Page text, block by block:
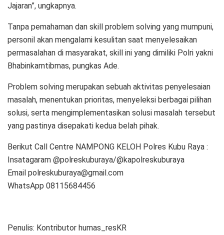
Jajaran”, ungkapnya.
Tanpa pemahaman dan skill problem solving yang mumpuni,
personil akan mengalami kesulitan saat menyelesaikan
permasalahan di masyarakat, skill ini yang dimiliki Polri yakni
Bhabinkamtibmas, pungkas Ade.
Problem solving merupakan sebuah aktivitas penyelesaian
masalah, menentukan prioritas, menyeleksi berbagai pilihan
solusi, serta mengimplementasikan solusi masalah tersebut
yang pastinya disepakati kedua belah pihak.
Berikut Call Centre NAMPONG KELOH Polres Kubu Raya :
Insatagaram @polreskuburaya/@kapolreskuburaya
Email polreskuburaya@gmail.com
WhatsApp 08115684456
Penulis: Kontributor humas_resKR